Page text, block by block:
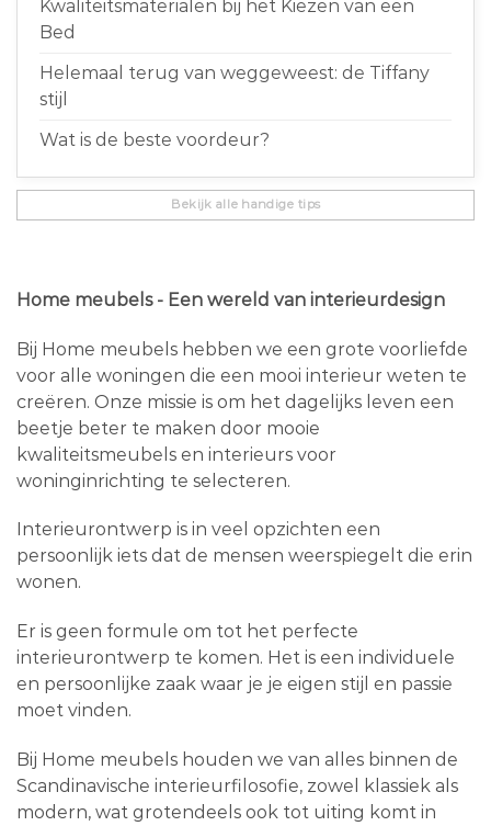
Kwaliteitsmaterialen bij het Kiezen van een
Bed
Helemaal terug van weggeweest: de Tiffany
stijl
Wat is de beste voordeur?
Bekijk alle handige tips
Home meubels - Een wereld van interieurdesign
Bij Home meubels hebben we een grote voorliefde
voor alle woningen die een mooi interieur weten te
creëren. Onze missie is om het dagelijks leven een
beetje beter te maken door mooie
kwaliteitsmeubels en interieurs voor
woninginrichting te selecteren.
Interieurontwerp is in veel opzichten een
persoonlijk iets dat de mensen weerspiegelt die erin
wonen.
Er is geen formule om tot het perfecte
interieurontwerp te komen. Het is een individuele
en persoonlijke zaak waar je je eigen stijl en passie
moet vinden.
Bij Home meubels houden we van alles binnen de
Scandinavische interieurfilosofie, zowel klassiek als
modern, wat grotendeels ook tot uiting komt in